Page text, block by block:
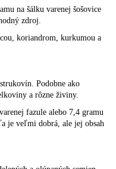
na šálku varenej šošovice
zdroj.
koriandrom, kurkumou a
Podobne ako
a rôzne živiny.
fazule alebo 7,4 gramu
je veľmi dobrá, ale jej obsah